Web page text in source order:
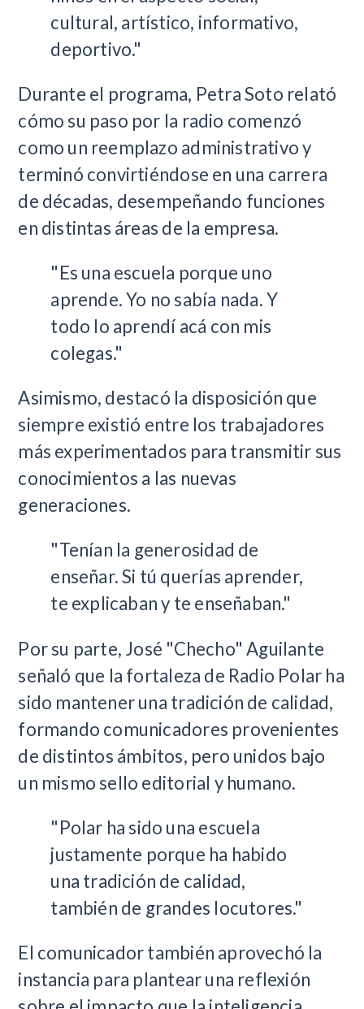
cultural, artístico, informativo,
deportivo."
Durante el programa, Petra Soto relató
cómo su paso por la radio comenzó
como un reemplazo administrativo y
terminó convirtiéndose en una carrera
de décadas, desempeñando funciones
en distintas áreas de la empresa.
"Es una escuela porque uno
aprende. Yo no sabía nada. Y
todo lo aprendí acá con mis
colegas."
Asimismo, destacó la disposición que
siempre existió entre los trabajadores
más experimentados para transmitir sus
conocimientos a las nuevas
generaciones.
"Tenían la generosidad de
enseñar. Si tú querías aprender,
te explicaban y te enseñaban."
Por su parte, José "Checho" Aguilante
señaló que la fortaleza de Radio Polar ha
sido mantener una tradición de calidad,
formando comunicadores provenientes
de distintos ámbitos, pero unidos bajo
un mismo sello editorial y humano.
"Polar ha sido una escuela
justamente porque ha habido
una tradición de calidad,
también de grandes locutores."
El comunicador también aprovechó la
instancia para plantear una reflexión